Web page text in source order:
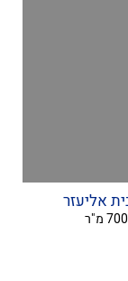
אליעזר